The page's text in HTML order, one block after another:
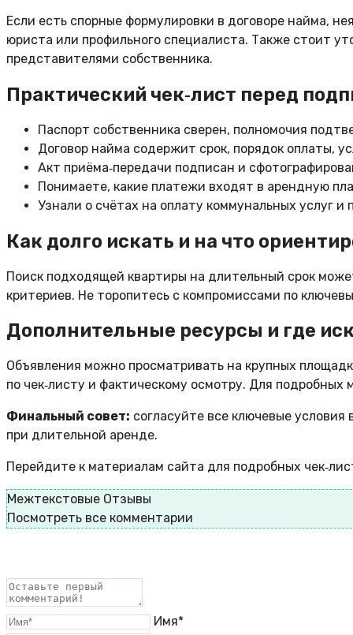
Если есть спорные формулировки в договоре найма,
юриста или профильного специалиста. Также стоит
представителями собственника.
Практический чек‑лист перед
Паспорт собственника сверен, полномочия
Договор найма содержит срок, порядок оплаты,
Акт приёма‑передачи подписан и
Понимаете, какие платежи входят в арендную
Узнали о счётах на оплату коммунальных услуг и
Как долго искать и на что
Поиск подходящей квартиры на длительный срок
критериев. Не торопитесь с компромиссами по
Дополнительные ресурсы и где
Объявления можно просматривать на крупных
по чек‑листу и фактическому осмотру. Для
Финальный совет: согласуйте все ключевые
при длительной аренде.
Перейдите к материалам сайта для подробных
Межтекстовые Отзывы
Посмотреть все комментарии
Имя*